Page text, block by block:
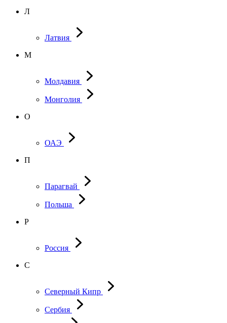
Л
Латвия
М
Молдавия
Монголия
О
ОАЭ
П
Парагвай
Польша
Р
Россия
С
Северный Кипр
Сербия